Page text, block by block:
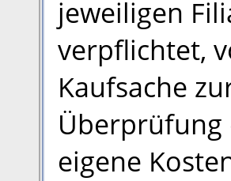
jeweiligen
verpflichtet,
Kaufsache
Überprüfung
eigene